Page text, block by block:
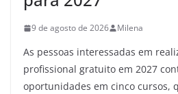
9 de agosto de 2026 Milena
As pessoas interessadas em
profissional gratuito em 2027
oportunidades em cinco cursos,